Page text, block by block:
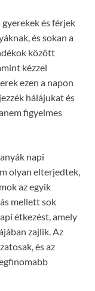
és férjek
és sokan a
között
kézzel
ezen a napon
hálájukat és
figyelmes
napi
olyan elterjedtek,
az egyik
mellett sok
étkezést, amely
zajlik. Az
és az